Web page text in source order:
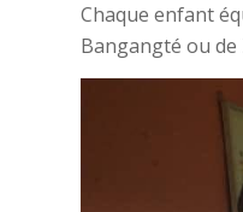
Chaque enfant
Bangangté ou de